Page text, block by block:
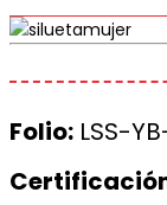
Folio: LSS-